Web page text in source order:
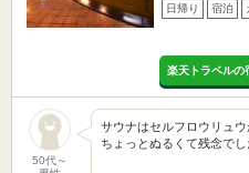
日帰り 宿泊
楽天トラベルの
50代～
サウナはセルフロウリュ
ちょっとぬるくて残念で